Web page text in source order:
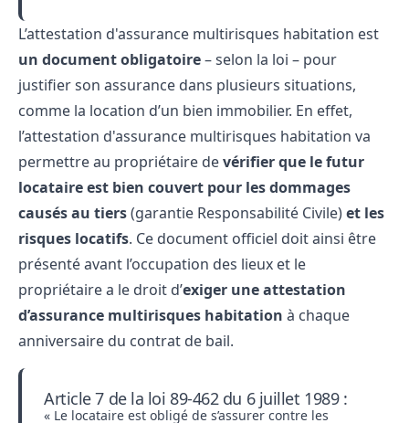
L’attestation d'assurance multirisques habitation est
un document obligatoire– selon la loi – pour
justifier son assurance dans plusieurs situations,
comme la location d’un bien immobilier. En effet,
l’attestation d'assurance multirisques habitation va
permettre au propriétaire devérifier que le futur
locataire est bien couvert pour les dommages
causés au tiers(garantie Responsabilité Civile)et les
risques locatifs. Ce document officiel doit ainsi être
présenté avant l’occupation des lieux et le
propriétaire a le droit d’exiger une attestation
d’assurance multirisques habitation à chaque
anniversaire du contrat de bail.
Article 7 de la loi 89-462 du 6 juillet 1989 :
« Le locataire est obligé de s’assurer contre les